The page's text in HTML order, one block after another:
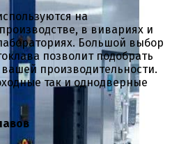
на
в вивариях и
Большой выбор
позволит подобрать
производительности.
так и однодверные